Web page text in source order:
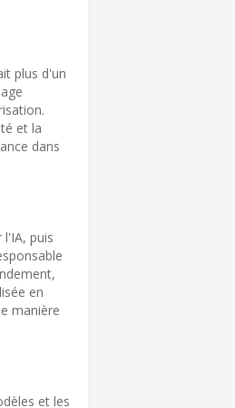
plus d'un
et la
dans
puis
en
manière
et les